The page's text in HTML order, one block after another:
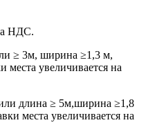
НДС.
≥ 3м, ширина ≥1,3 м,
места увеличивается на
длина ≥ 5м,ширина ≥1,8
места увеличивается на